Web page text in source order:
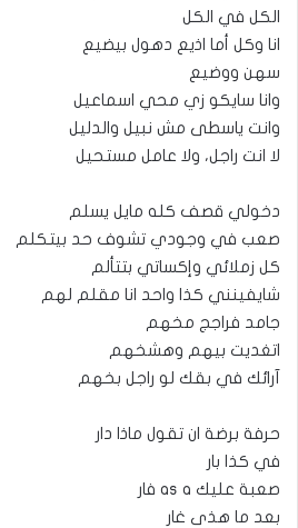
الكل في الكل
انا وكل أما اذيع دهول بيضيع
سهن ووضيع
وانا سايكو زي محي اسماعيل
وانت ياسطى مش نبيل والدليل
لا انت راجل، ولا عامل مستحيل
دخولي قصف كله مايل يسلم
صعب في وجودي تشوف حد بيتكلم
كل زملائي وإكساتي بتتألم
شايفينني كذا واحد انا مقلم لهم
جامد فراجج مخهم
اتغديت بيهم وهشخهم
آرائك في بقك لو راجل بخهم
حرفة برضة ان تقول ماذا دار
في كذا بار
صعبة عليك as a فار
بعد ما هذى غار